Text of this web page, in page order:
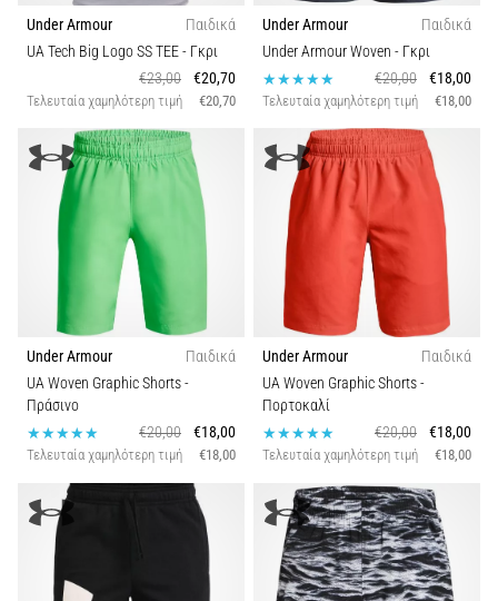
Under Armour
Παιδικά
UA Tech Big Logo SS TEE- Γκρι
€23,00
€20,70
Τελευταία χαμηλότερη τιμή €20,70
Under Armour
Παιδικά
Under Armour Woven - Γκρι
€20,00
€18,00
Τελευταία χαμηλότερη τιμή €18,00
Under Armour
Παιδικά
UA Woven Graphic Shorts-
Πράσινο
€20,00
€18,00
Τελευταία χαμηλότερη τιμή €18,00
Under Armour
Παιδικά
UA Woven Graphic Shorts-
Πορτοκαλί
€20,00
€18,00
Τελευταία χαμηλότερη τιμή €18,00